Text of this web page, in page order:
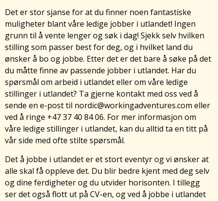
Det er stor sjanse for at du finner noen fantastiske
muligheter blant våre ledige jobber i utlandet! Ingen
grunn til å vente lenger og søk i dag! Sjekk selv hvilken
stilling som passer best for deg, og i hvilket land du
ønsker å bo og jobbe. Etter det er det bare å søke på det
du måtte finne av passende jobber i utlandet. Har du
spørsmål om arbeid i utlandet eller om våre ledige
stillinger i utlandet? Ta gjerne kontakt med oss ​​ved å
sende en e-post til nordic@workingadventures.com eller
ved å ringe +47 37 40 84 06. For mer informasjon om
våre ledige stillinger i utlandet, kan du alltid ta en titt på
vår side med ofte stilte spørsmål.
Det å jobbe i utlandet er et stort eventyr og vi ønsker at
alle skal få oppleve det. Du blir bedre kjent med deg selv
og dine ferdigheter og du utvider horisonten. I tillegg
ser det også flott ut på CV-en, og ved å jobbe i utlandet